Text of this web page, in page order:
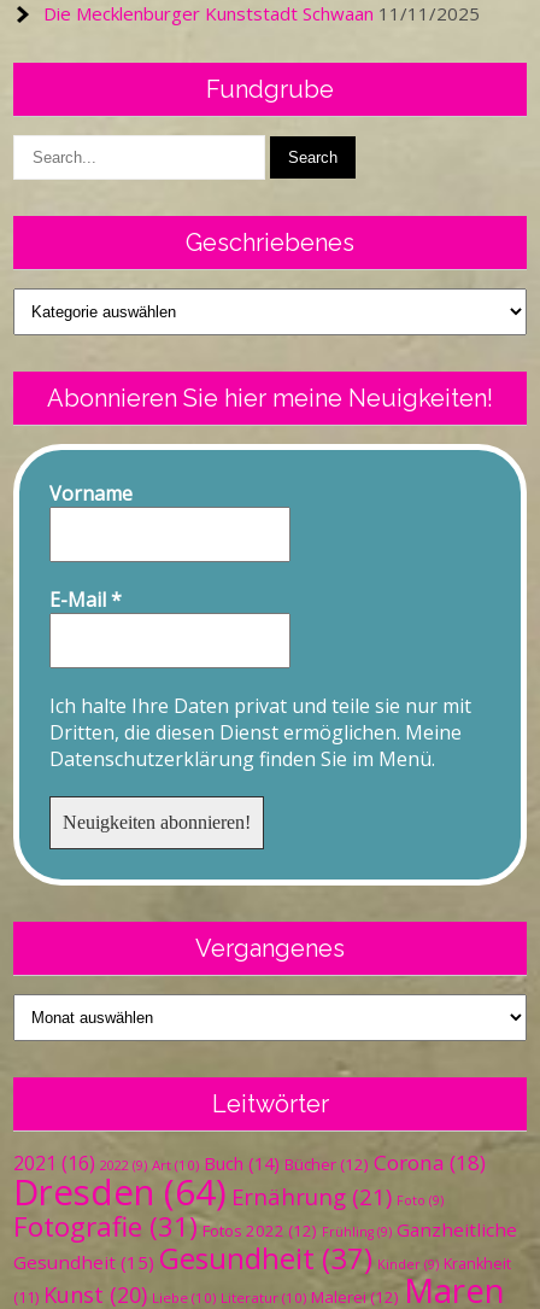
Die Mecklenburger Kunststadt Schwaan 11/11/2025
Fundgrube
Geschriebenes
Geschriebenes
Abonnieren Sie hier meine Neuigkeiten!
Vorname
E-Mail*
Ich halte Ihre Daten privat und teile sie nur mit
Dritten, die diesen Dienst ermöglichen. Meine
Datenschutzerklärung finden Sie im Menü.
Vergangenes
Vergangenes
Leitwörter
2021 (16) 2022 (9) Art (10) Buch (14) Bücher (12) Corona (18)
Dresden (64) Ernährung (21) Foto (9)
Fotografie (31) Fotos 2022 (12) Frühling (9) Ganzheitliche
Gesundheit (15) Gesundheit (37) Kinder (9) Krankheit
(11) Kunst (20) Liebe (10) Literatur (10) Malerei(12) Maren